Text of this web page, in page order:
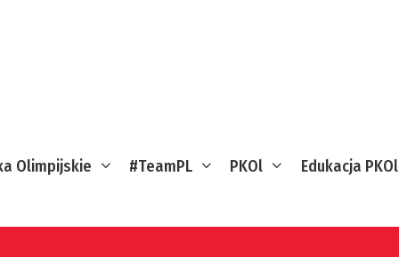
Olimpijskie #TeamPL PKOl Edukacja PKOl